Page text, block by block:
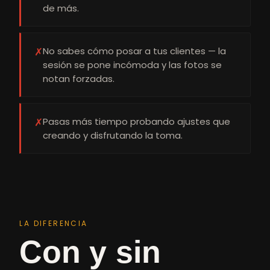
de más.
✗No sabes cómo posar a tus clientes — la
sesión se pone incómoda y las fotos se
notan forzadas.
✗Pasas más tiempo probando ajustes que
creando y disfrutando la toma.
LA DIFERENCIA
Con y sin